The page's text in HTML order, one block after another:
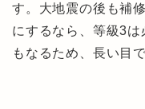
す。大地震の後も補
にするなら、等級3
もなるため、長い目